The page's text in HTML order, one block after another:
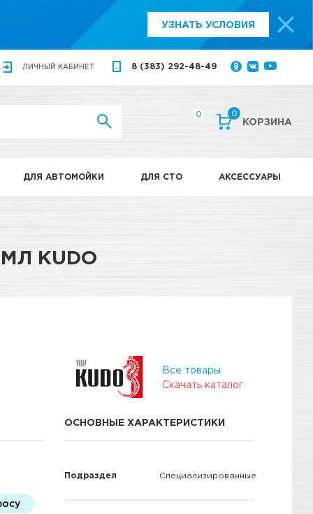
УЗНАТЬ УСЛОВИЯ
ЛИЧНЫЙ КАБИНЕТ 8 (383) 292-48-49
0 0
КОРЗИНА
ДЛЯ АВТОМОЙКИ ДЛЯ СТО АКСЕССУАРЫ
KUDO
Все товары
Скачать каталог
ОСНОВНЫЕ ХАРАКТЕРИСТИКИ
Подраздел Специализированные